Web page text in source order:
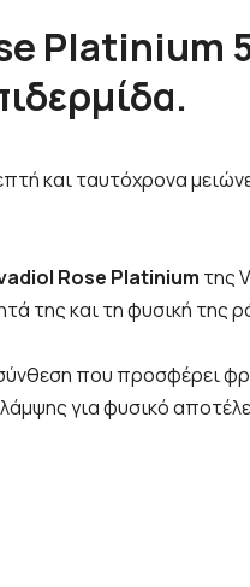
Platinium
και ταυτόχρονα
Rose Platinium της
της και τη φυσική της
που προσφέρει
για φυσικό